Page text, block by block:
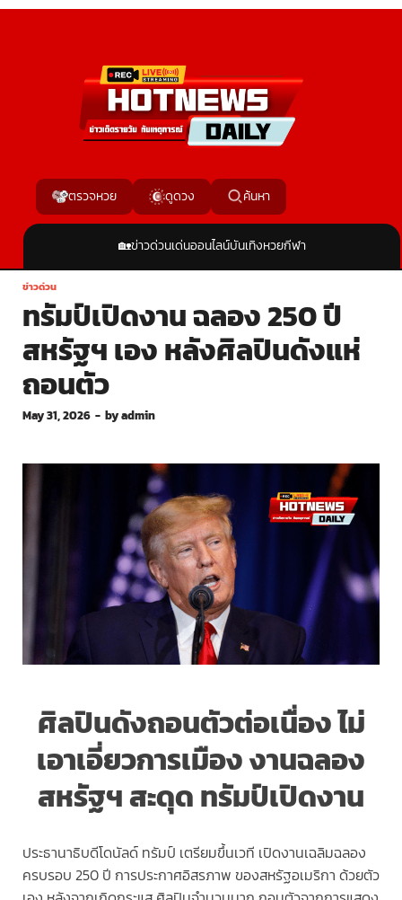
ตรวจหวย ดูดวง ค้นหา
🏡ข่าวด่วนเด่นออนไลน์บันเทิงหวยกีฬา
ข่าวด่วน
ทรัมป์เปิดงาน ฉลอง 250 ปี
สหรัฐฯ เอง หลังศิลปินดังแห่
ถอนตัว
May 31, 2026 - byadmin
ศิลปินดังถอนตัวต่อเนื่อง ไม่
เอาเอี่ยวการเมือง งานฉลอง
สหรัฐฯ สะดุด ทรัมป์เปิดงาน
ประธานาธิบดีโดนัลด์ ทรัมป์ เตรียมขึ้นเวที เปิดงานเฉลิมฉลอง
ครบรอบ 250 ปี การประกาศอิสรภาพ ของสหรัฐอเมริกา ด้วยตัว